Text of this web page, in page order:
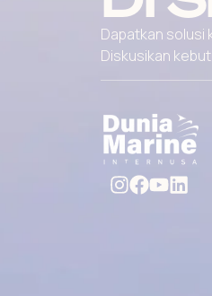
Dapatkan solusi
Diskusikan